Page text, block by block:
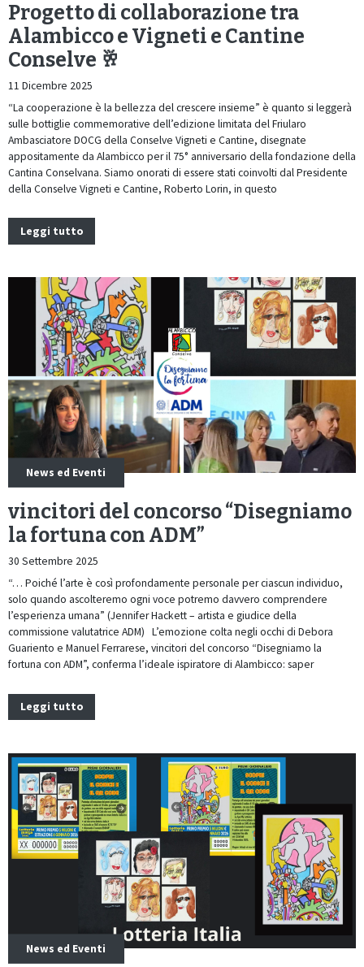
Progetto di collaborazione tra
Alambicco e Vigneti e Cantine
Conselve 🥂
11 Dicembre 2025
“La cooperazione è la bellezza del crescere insieme” è quanto si leggerà
sulle bottiglie commemorative dell’edizione limitata del Friularo
Ambasciatore DOCG della Conselve Vigneti e Cantine, disegnate
appositamente da Alambicco per il 75° anniversario della fondazione della
Cantina Conselvana. Siamo onorati di essere stati coinvolti dal Presidente
della Conselve Vigneti e Cantine, Roberto Lorin, in questo
Leggi tutto
News ed Eventi
vincitori del concorso “Disegniamo
la fortuna con ADM”
30 Settembre 2025
“… Poiché l’arte è così profondamente personale per ciascun individuo,
solo quando ascolteremo ogni voce potremo davvero comprendere
l’esperienza umana” (Jennifer Hackett – artista e giudice della
commissione valutatrice ADM) L’emozione colta negli occhi di Debora
Guariento e Manuel Ferrarese, vincitori del concorso “Disegniamo la
fortuna con ADM”, conferma l’ideale ispiratore di Alambicco: saper
Leggi tutto
News ed Eventi